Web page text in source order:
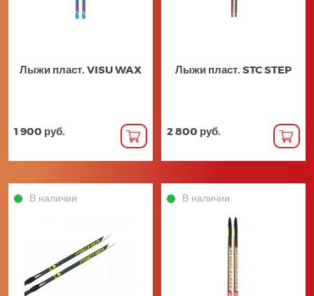
Лыжи пласт. VISU WAX
1 900 руб.
Лыжи пласт. STC STEP
2 800 руб.
В наличии В наличии